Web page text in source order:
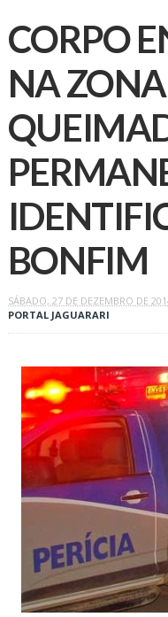
CORPO
NA
BONFIM
SÁBADO, 27 DE DEZEMBRO DE
PORTAL JAGUARARI